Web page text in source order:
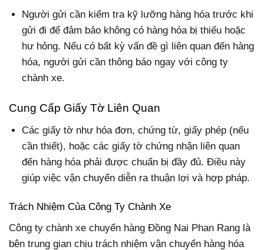
Người gửi cần kiểm tra kỹ lưỡng hàng hóa trước khi
gửi đi để đảm bảo không có hàng hóa bị thiếu hoặc
hư hỏng. Nếu có bất kỳ vấn đề gì liên quan đến hàng
hóa, người gửi cần thông báo ngay với công ty
chành xe.
Cung Cấp Giấy Tờ Liên Quan
Các giấy tờ như hóa đơn, chứng từ, giấy phép (nếu
cần thiết), hoặc các giấy tờ chứng nhận liên quan
đến hàng hóa phải được chuẩn bị đầy đủ. Điều này
giúp việc vận chuyển diễn ra thuận lợi và hợp pháp.
Trách Nhiệm Của Công Ty Chành Xe
Công ty chành xe chuyển hàng Đồng Nai Phan Rang là
bên trung gian chịu trách nhiệm vận chuyển hàng hóa